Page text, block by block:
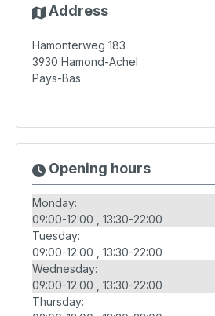
Address
Hamonterweg 183
3930 Hamond-Achel
Pays-Bas
Opening hours
Monday:
09:00-12:00
13:30-22:00
Tuesday:
09:00-12:00
13:30-22:00
Wednesday:
09:00-12:00
13:30-22:00
Thursday: